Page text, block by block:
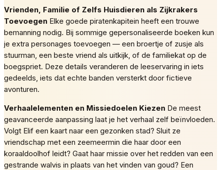
Vrienden, Familie of Zelfs Huisdieren als Zijkrakers
Toevoegen Elke goede piratenkapitein heeft een trouwe
bemanning nodig. Bij sommige gepersonaliseerde boeken kun
je extra personages toevoegen — een broertje of zusje als
stuurman, een beste vriend als uitkijk, of de familiekat op de
boegspriet. Deze details veranderen de leeservaring in iets
gedeelds, iets dat echte banden versterkt door fictieve
avonturen.
Verhaalelementen en Missiedoelen Kiezen De meest
geavanceerde aanpassing laat je het verhaal zelf beïnvloeden.
Volgt Elif een kaart naar een gezonken stad? Sluit ze
vriendschap met een zeemeermin die haar door een
koraaldoolhof leidt? Gaat haar missie over het redden van een
gestrande walvis in plaats van het vinden van goud? Een